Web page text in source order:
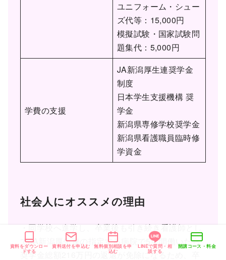
ユニフォーム・シュー
ズ代等：15,000円
模擬試験・国家試験問
題集代：5,000円
学費の支援
JA新潟厚生連奨学金
制度
日本学生支援機構 奨
学金
新潟県専修学校奨学金
新潟県看護職員臨時修
学資金
社会人にオススメの理由
・同学校へ進学し、卒業後も引き続き看護師とし
てJA新潟厚生連の指定する病院で5年間働いたら
奨学金総額216万円の返還が免除になるため、卒
資料をダウンロー
ドする
資料送付を申込む 無料個別相談を申
込む
LINEで質問・相
談する
開講コース・料金